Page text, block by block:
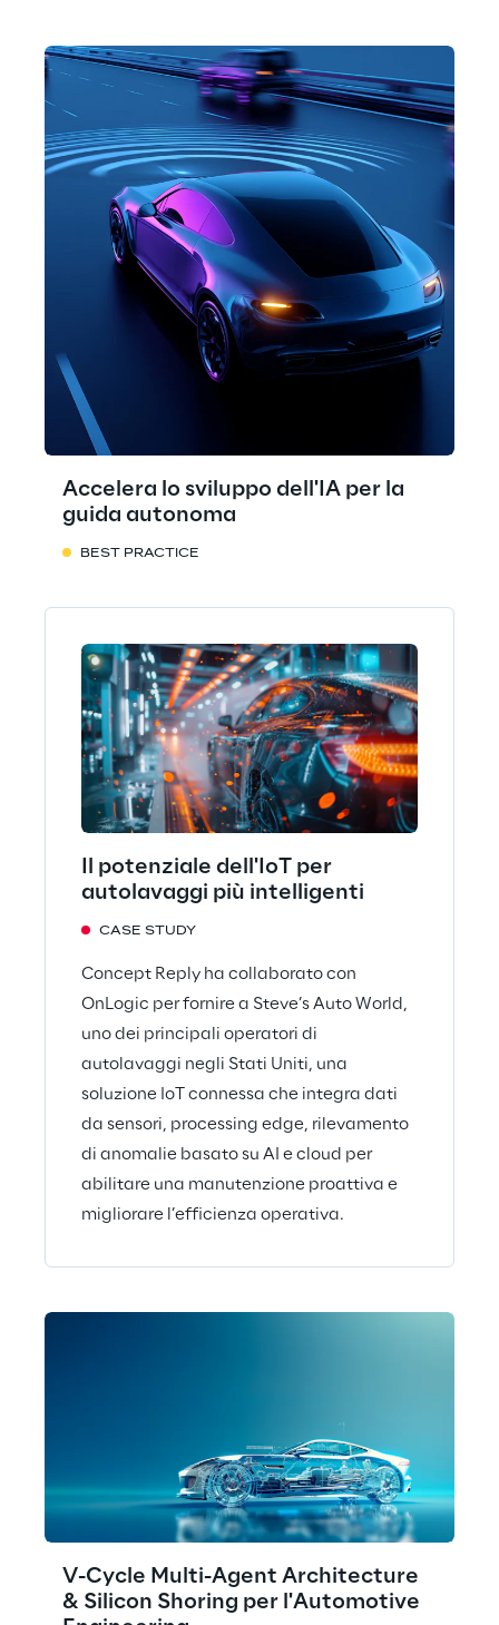
Accelera lo sviluppo dell'IA per la
guida autonoma
BEST PRACTICE
Il potenziale dell'IoT per
autolavaggi più intelligenti
CASE STUDY
Concept Reply ha collaborato con
OnLogic per fornire a Steve’s Auto World,
uno dei principali operatori di
autolavaggi negli Stati Uniti, una
soluzione IoT connessa che integra dati
da sensori, processing edge, rilevamento
di anomalie basato su AI e cloud per
abilitare una manutenzione proattiva e
migliorare l’efficienza operativa.
V-Cycle Multi-Agent Architecture
& Silicon Shoring per l'Automotive